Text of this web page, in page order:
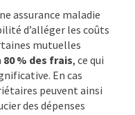
assurance maladie
d’alléger les coûts
mutuelles
80 % des frais, ce qui
En cas
peuvent ainsi
des dépenses